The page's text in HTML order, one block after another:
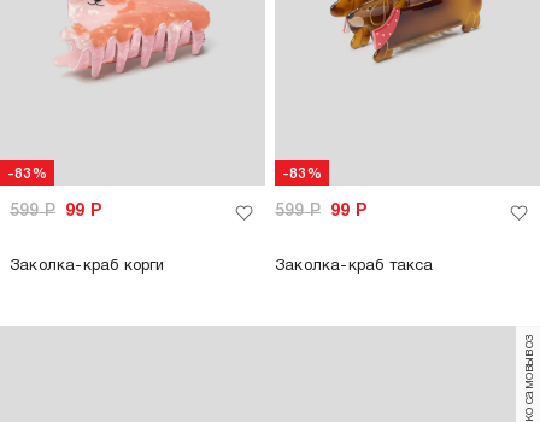
-83%
599Р 99 Р
Заколка-краб корги
-83%
599Р 99 Р
Заколка-краб такса
только самовывоз